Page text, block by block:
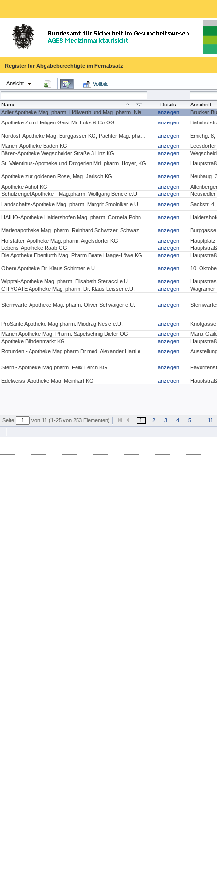
Register für Abgabeberechtigte im Fernabsatz
Ansicht Vollbild
Name Details
Anschrift
anzeigen
Brucker
Apotheke Zum Heiligen Geist Mr. Luks & Co OG
anzeigen
anzeigen
Emichg. 8,
Marien-Apotheke Baden KG
anzeigen
Bären-Apotheke Wegscheider Straße 3 Linz KG
anzeigen
St. Valentinus-Apotheke und Drogerien Mri. pharm. Hoyer, KG
anzeigen
Apotheke zur goldenen Rose, Mag. Jarisch KG anzeigen
Neubaug.
Apotheke Auhof KG
anzeigen
Schutzengel Apotheke - Mag.pharm. Wolfgang Bencic e.U
anzeigen
Landschafts-Apotheke Mag. pharm. Margrit Smolniker e.U.
anzeigen Sackstr. 4,
anzeigen
Marienapotheke Mag. pharm. Reinhard Schwitzer, Schwaz anzeigen
Hofstätter-Apotheke Mag. pharm. Aigelsdorfer KG
anzeigen
Lebens-Apotheke Raab OG
anzeigen
Die Apotheke Ebenfurth Mag. Pharm Beate Haage-Löwe KG
anzeigen
Obere Apotheke Dr. Klaus Schirmer e.U. anzeigen 10.
Wipptal-Apotheke Mag. pharm. Elisabeth Sterlacci e.U. anzeigen
CITYGATE Apotheke Mag. pharm. Dr. Klaus Leisser e.U.
anzeigen Wagramer
Sternwarte-Apotheke Mag. pharm. Oliver Schwaiger e.U. anzeigen
ProSante Apotheke Mag.pharm. Miodrag Nesic e.U. anzeigen
Marien Apotheke Mag. Pharm. Sapetschnig Dieter OG
anzeigen
Maria-
Apotheke Blindenmarkt KG
anzeigen
anzeigen
Stern - Apotheke Mag.pharm. Felix Lerch KG anzeigen
Edelweiss-Apotheke Mag. Meinhart KG anzeigen
Seite von 11 (1-25 von 253 Elementen) 1 2 3 4 5 11